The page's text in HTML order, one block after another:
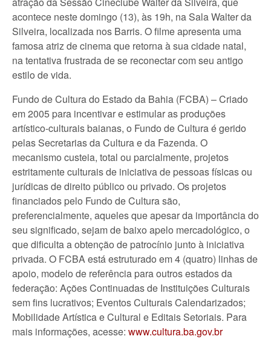
acontece neste domingo (13), às 19h, na Sala Walter da
Silveira, localizada nos Barris. O filme apresenta uma
famosa atriz de cinema que retorna à sua cidade natal,
na tentativa frustrada de se reconectar com seu antigo
estilo de vida.
Fundo de Cultura do Estado da Bahia (FCBA) – Criado
em 2005 para incentivar e estimular as produções
artístico-culturais baianas, o Fundo de Cultura é gerido
pelas Secretarias da Cultura e da Fazenda. O
mecanismo custeia, total ou parcialmente, projetos
estritamente culturais de iniciativa de pessoas físicas ou
jurídicas de direito público ou privado. Os projetos
financiados pelo Fundo de Cultura são,
preferencialmente, aqueles que apesar da importância do
seu significado, sejam de baixo apelo mercadológico, o
que dificulta a obtenção de patrocínio junto à iniciativa
privada. O FCBA está estruturado em 4 (quatro) linhas de
apoio, modelo de referência para outros estados da
federação: Ações Continuadas de Instituições Culturais
sem fins lucrativos; Eventos Culturais Calendarizados;
Mobilidade Artística e Cultural e Editais Setoriais. Para
mais informações, acesse: www.cultura.ba.gov.br